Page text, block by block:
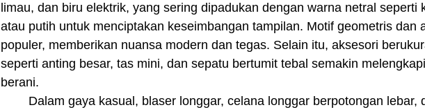
limau, dan biru elektrik, yang sering dipadukan dengan warna netral seperti
atau putih untuk menciptakan keseimbangan tampilan. Motif geometris dan
populer, memberikan nuansa modern dan tegas. Selain itu, aksesori
seperti anting besar, tas mini, dan sepatu bertumit tebal semakin
berani.